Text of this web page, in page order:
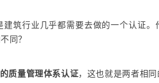
建筑行业几乎都需要去做的一个认证
同？
质量管理体系认证，这也就是两者相